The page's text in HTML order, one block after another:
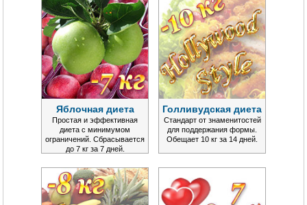
Яблочная диета
Простая и эффективная
диета с минимумом
ограничений. Сбрасывается
до 7 кг за 7 дней.
Голливудская диета
Стандарт от знаменитостей
для поддержания формы.
Обещает 10 кг за 14 дней.